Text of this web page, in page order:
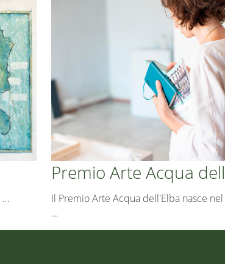
…
Premio Arte Acqua
Il Premio Arte Acqua dell'Elba nasce
…